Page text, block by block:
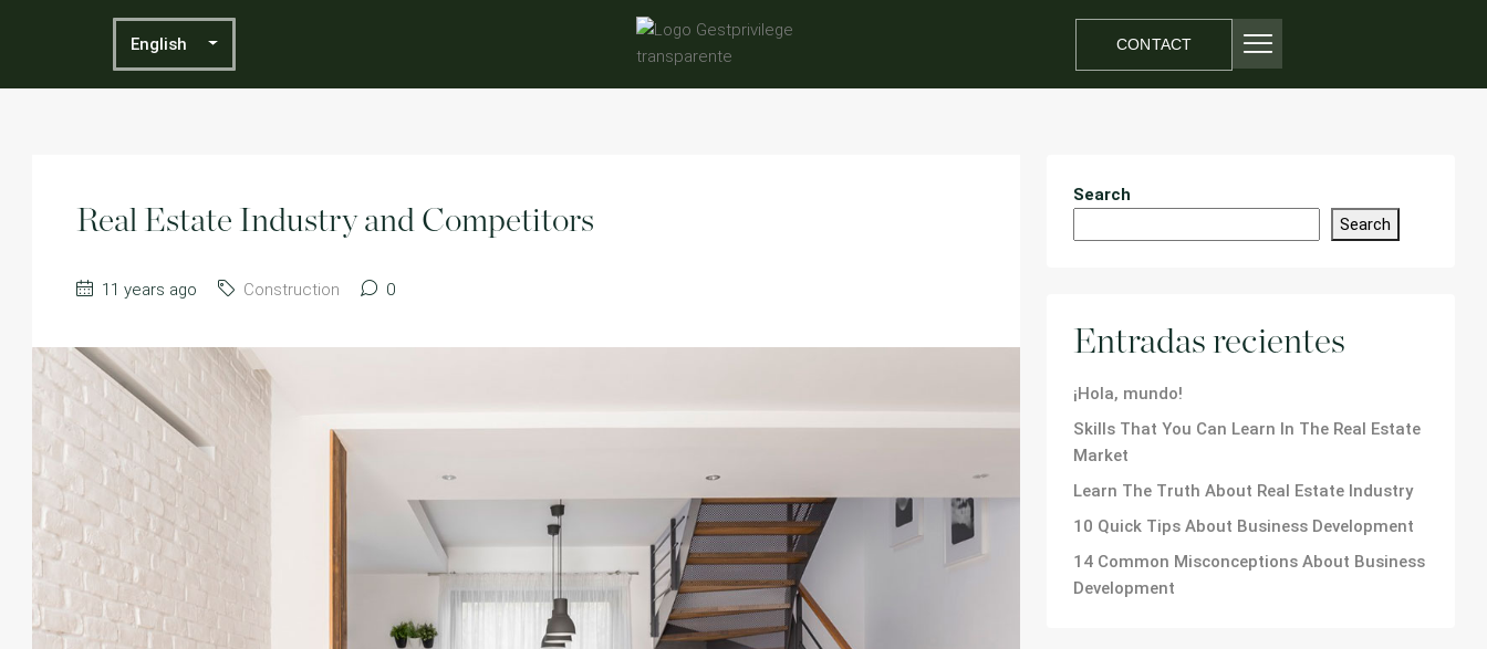
English CONTACT
Real Estate Industry and Competitors
11 years ago Construction 0
Search
Search
Entradas recientes
¡Hola, mundo!
Skills That You Can Learn In The Real Estate
Market
Learn The Truth About Real Estate Industry
10 Quick Tips About Business Development
14 Common Misconceptions About Business
Development